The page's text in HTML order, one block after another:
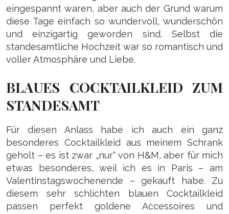
eingespannt waren, aber auch der Grund warum
diese Tage einfach so wundervoll, wunderschön
und einzigartig geworden sind. Selbst die
standesamtliche Hochzeit war so romantisch und
voller Atmosphäre und Liebe.
BLAUES COCKTAILKLEID ZUM
STANDESAMT
Für diesen Anlass habe ich auch ein ganz
besonderes Cocktailkleid aus meinem Schrank
geholt – es ist zwar „nur“ von H&M, aber für mich
etwas besonderes, weil ich es in Paris – am
Valentinstagswochenende – gekauft habe. Zu
diesem sehr schlichten blauen Cocktailkleid
passen perfekt goldene Accessoires und